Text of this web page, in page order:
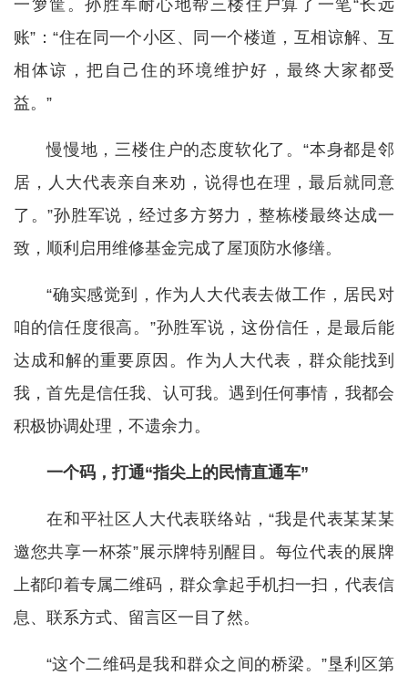
一箩筐。孙胜军耐心地帮三楼住户算了一笔“长远
账”：“住在同一个小区、同一个楼道，互相谅解、互
相体谅，把自己住的环境维护好，最终大家都受
益。”
慢慢地，三楼住户的态度软化了。“本身都是邻
居，人大代表亲自来劝，说得也在理，最后就同意
了。”孙胜军说，经过多方努力，整栋楼最终达成一
致，顺利启用维修基金完成了屋顶防水修缮。
“确实感觉到，作为人大代表去做工作，居民对
咱的信任度很高。”孙胜军说，这份信任，是最后能
达成和解的重要原因。作为人大代表，群众能找到
我，首先是信任我、认可我。遇到任何事情，我都会
积极协调处理，不遗余力。
一个码，打通“指尖上的民情直通车”
在和平社区人大代表联络站，“我是代表某某某
邀您共享一杯茶”展示牌特别醒目。每位代表的展牌
上都印着专属二维码，群众拿起手机扫一扫，代表信
息、联系方式、留言区一目了然。
“这个二维码是我和群众之间的桥梁。”垦利区第